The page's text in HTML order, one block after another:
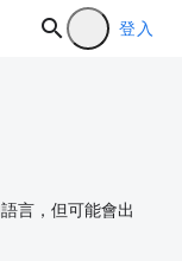
登入
言，但可能會出